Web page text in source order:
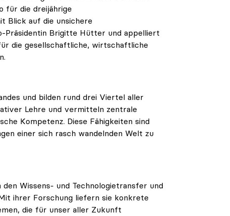
für die dreijährige
Blick auf die unsichere
Präsidentin Brigitte Hütter und appelliert
die gesellschaftliche, wirtschaftliche
und bilden rund drei Viertel aller
Lehre und vermitteln zentrale
Kompetenz. Diese Fähigkeiten sind
einer sich rasch wandelnden Welt zu
Wissens- und Technologietransfer und
ihrer Forschung liefern sie konkrete
die für unser aller Zukunft